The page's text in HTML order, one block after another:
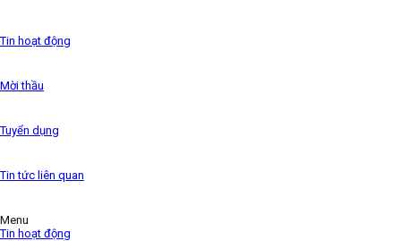
the 1500s,
Tin hoạt động
Mời thầu
Tuyển dụng
Tin tức liên quan
Menu
Tin hoạt động